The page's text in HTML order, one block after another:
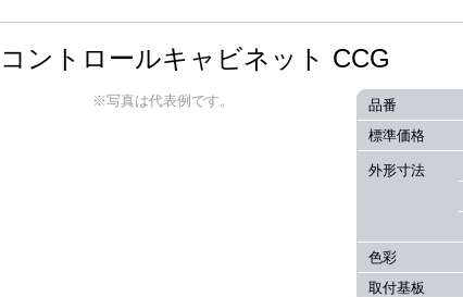
コントロールキャビネット CCG
※写真は代表例です。 品番
標準価格
外形寸法
色彩
取付基板